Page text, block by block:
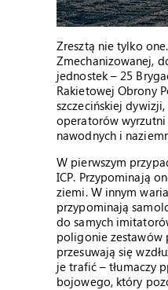
Zresztą nie tylko
Zmechanizowanej,
jednostek – 25
Rakietowej Obrony
szczecińskiej
operatorów wyrzutni
nawodnych i
W pierwszym
ICP. Przypominają
ziemi. W innym
przypominają
do samych
poligonie zestawów
przesuwają się
je trafić – tłumaczy
bojowego, który